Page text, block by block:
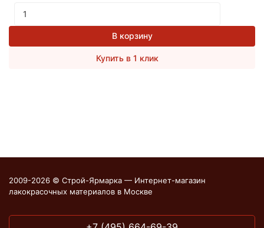
В корзину
Купить в 1 клик
2009-2026 © Строй-Ярмарка — Интернет-магазин
лакокрасочных материалов в Москве